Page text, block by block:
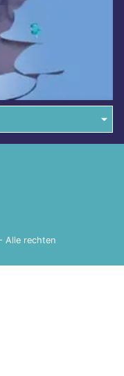
Alle rechten